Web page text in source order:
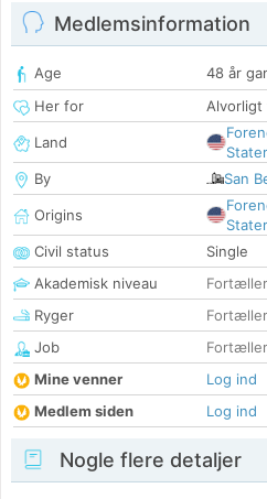
Medlemsinformation
Age
48 år
Her for
Alvorligt
Land
Stater
By
San
Origins
Stater
Civil status
Single
Akademisk niveau
Ryger
Job
Mine venner
Log ind
Medlem siden
Log ind
Nogle flere detaljer